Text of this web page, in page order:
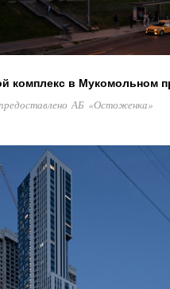
комплекс в Мукомольном
АБ «Остоженка»